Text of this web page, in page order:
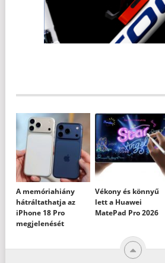
A memóriahiány
hátráltathatja az
iPhone 18 Pro
megjelenését
Vékony és könnyű
lett a Huawei
MatePad Pro 2026